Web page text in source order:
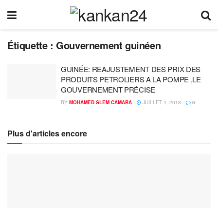
Étiquette :Gouvernement guinéen
GUINÉE: REAJUSTEMENT DES PRIX DES
PRODUITS PETROLIERS A LA POMPE ,LE
GOUVERNEMENT PRÉCISE
BY MOHAMED SLEM CAMARA JUILLET 4, 2018 0
Plus d'articles encore